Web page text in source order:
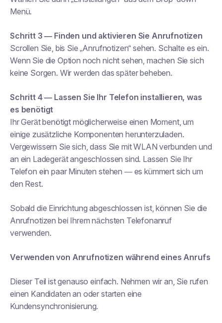
Menü.
Schritt 3 — Finden und aktivieren Sie Anrufnotizen
Scrollen Sie, bis Sie „Anrufnotizen“ sehen. Schalte es ein.
Wenn Sie die Option noch nicht sehen, machen Sie sich
keine Sorgen. Wir werden das später beheben.
Schritt 4 — Lassen Sie Ihr Telefon installieren, was
es benötigt
Ihr Gerät benötigt möglicherweise einen Moment, um
einige zusätzliche Komponenten herunterzuladen.
Vergewissern Sie sich, dass Sie mit WLAN verbunden und
an ein Ladegerät angeschlossen sind. Lassen Sie Ihr
Telefon ein paar Minuten stehen — es kümmert sich um
den Rest.
Sobald die Einrichtung abgeschlossen ist, können Sie die
Anrufnotizen bei Ihrem nächsten Telefonanruf
verwenden.
Verwenden von Anrufnotizen während eines Anrufs
Dieser Teil ist genauso einfach. Nehmen wir an, Sie rufen
einen Kandidaten an oder starten eine
Kundensynchronisierung.